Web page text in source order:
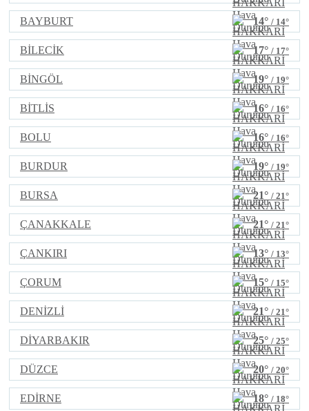
BAYBURT 14° / 14°
BİLECİK 17° / 17°
BİNGÖL 19° / 19°
BİTLİS 16° / 16°
BOLU 16° / 16°
BURDUR 19° / 19°
BURSA 21° / 21°
ÇANAKKALE 21° / 21°
ÇANKIRI 13° / 13°
ÇORUM 15° / 15°
DENİZLİ 21° / 21°
DİYARBAKIR 25° / 25°
DÜZCE 20° / 20°
EDİRNE 18° / 18°